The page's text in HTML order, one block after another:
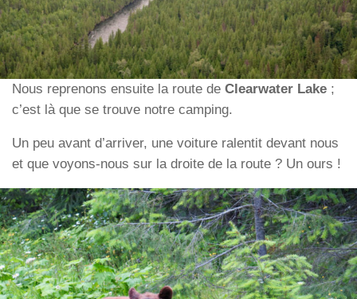
Nous reprenons ensuite la route de Clearwater Lake ;
c’est là que se trouve notre camping.
Un peu avant d’arriver, une voiture ralentit devant nous
et que voyons-nous sur la droite de la route ? Un ours !